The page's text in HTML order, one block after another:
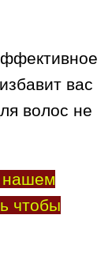
вас
волос не
нашем
чтобы